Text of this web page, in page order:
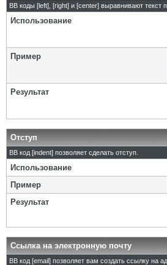
BB коды [left], [right] и [center] выравнивают текст
Использование
Пример
Результат
Отступ
BB код [indent] позволяет сделать отступ.
Использование
Пример
Результат
Ссылка на электронную почту
BB код [email] позволяет вам создать ссылку на